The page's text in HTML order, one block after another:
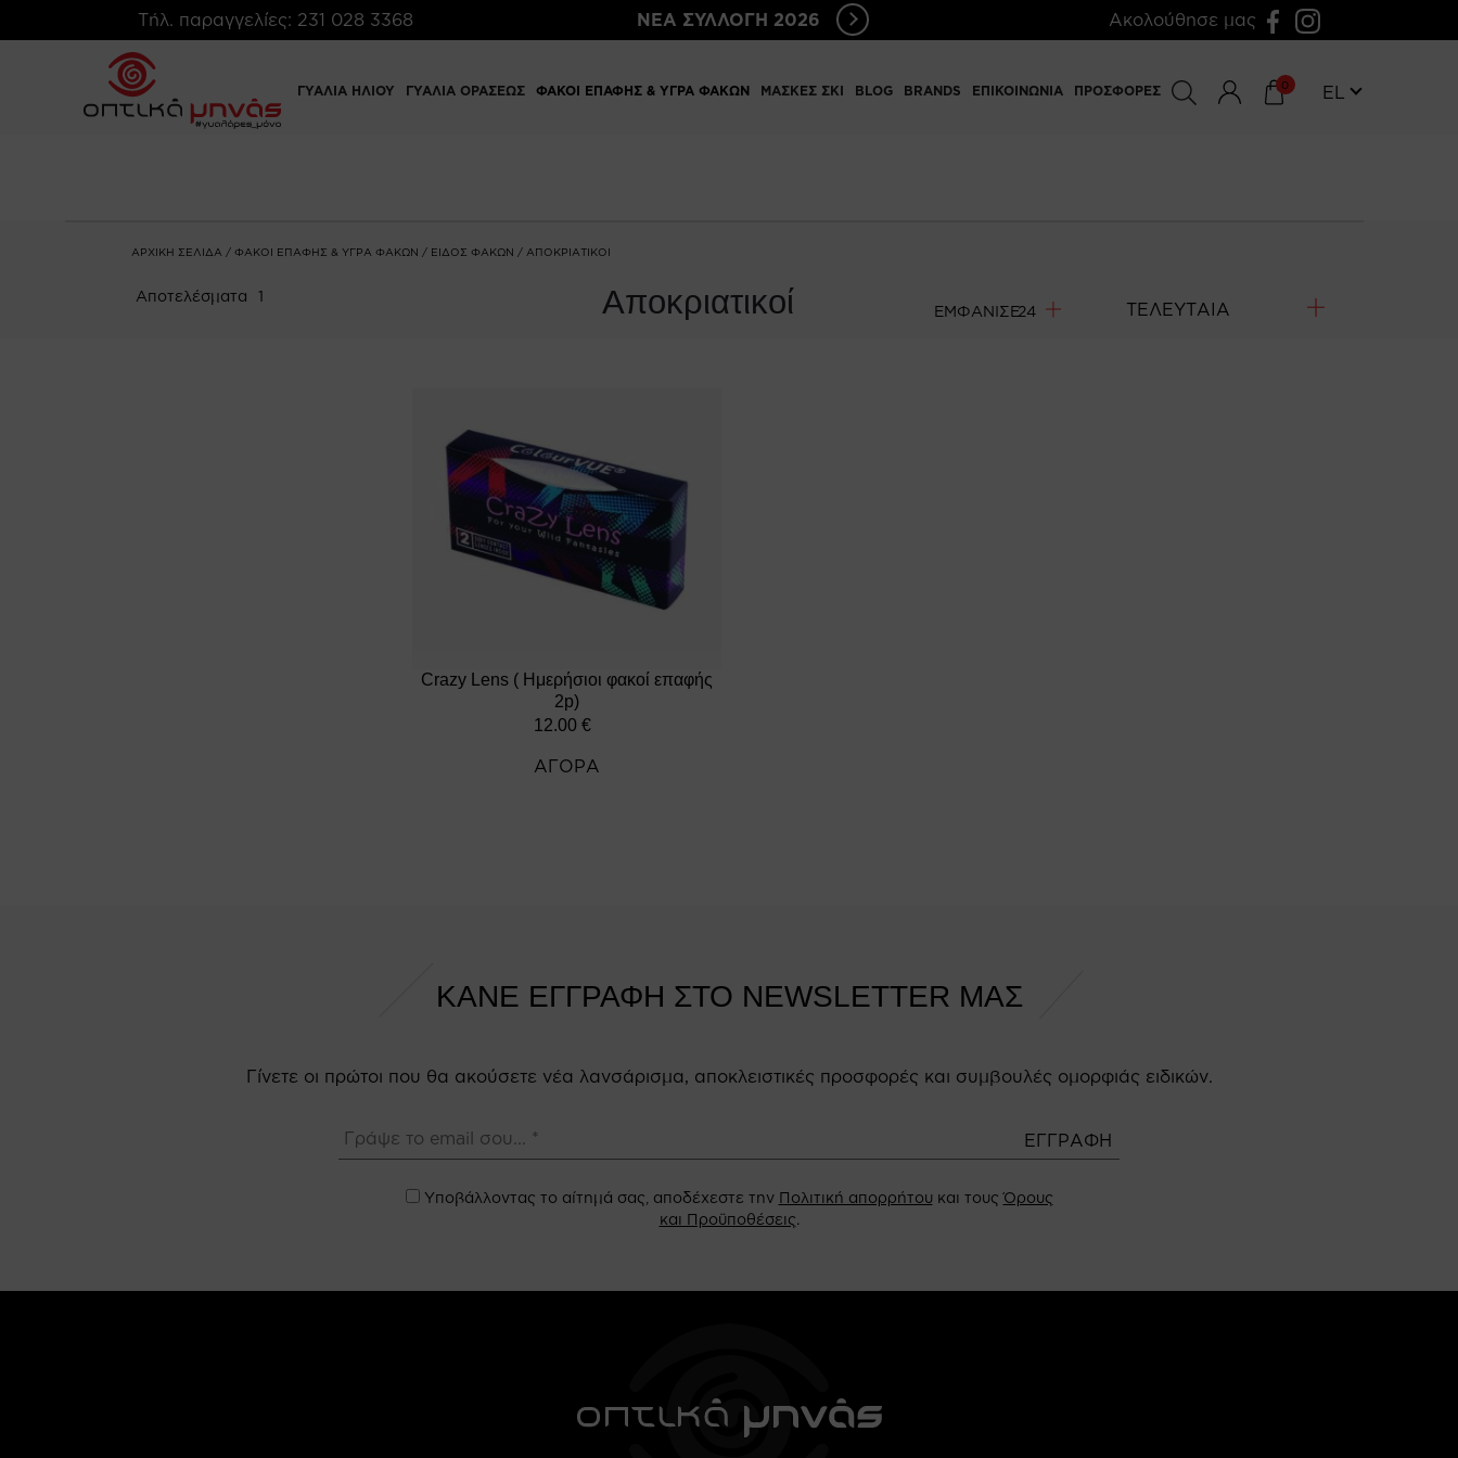
Τήλ. παραγγελίες: 231 028 3368 ΝΕΑ ΣΥΛΛΟΓΗ 2026 Ακολούθησε μας
ΓΥΑΛΙΑ ΗΛΙΟΥ ΓΥΑΛΙΑ ΟΡΑΣΕΩΣ ΦΑΚΟΙ ΕΠΑΦΗΣ & ΥΓΡΑ ΦΑΚΩΝ ΜΑΣΚΕΣ ΣΚΙ BLOG BRANDS ΕΠΙΚΟΙΝΩΝΙΑ ΠΡΟΣΦΟΡΕΣ 0 EL
ΑΡΧΙΚΉ ΣΕΛΊΔΑ / ΦΑΚΟΙ ΕΠΑΦΗΣ & ΥΓΡΑ ΦΑΚΩΝ / ΕΙΔΟΣ ΦΑΚΩΝ / ΑΠΟΚΡΙΑΤΙΚΟΊ
Αποτελέσματα 1 Αποκριατικοί ΕΜΦΑΝΙΣΕ
Crazy Lens ( Ημερήσιοι φακοί επαφής
2p)
12.00€
ΑΓΟΡΑ
ΚΑΝΕ ΕΓΓΡΑΦΗ ΣΤΟ NEWSLETTER ΜΑΣ
Γίνετε οι πρώτοι που θα ακούσετε νέα λανσάρισμα, αποκλειστικές προσφορές και συμβουλές ομορφιάς ειδικών.
Υποβάλλοντας το αίτημά σας, αποδέχεστε την Πολιτική απορρήτου και τουςΌρους
και Προϋποθέσεις.